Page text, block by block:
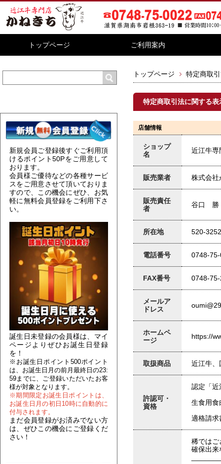
トップページ ご利用案内
トップページ 特定商取
特定商取引法に関する表
店舗情報
ショップ
名
近江牛専
販売業者 株式会
販売責任
者
谷口 勝
所在地 520-
電話番号 0748-
FAX番号 0748-
メールア
ドレス
ホームペ
ージ
https://
取扱商品 近江牛、
許認可・
資格
認定「近
生食用食
適格請
稀ではご
確保出来
新規会員ご登録後すぐご利用頂
けるポイント50Pをご用意して
おります。
会員様ご優待などの各種サービ
スをご用意させて頂いておりま
すので、この機会にぜひ、お気
軽に無料会員登録をご利用下さ
い。
誕生日未登録の会員様は、マイ
ページよりぜひお誕生日登録
を！
※お誕生日ポイント500ポイント
は、お誕生日月の前月最終日の23:
59までに、ご登録いただいたお客
様が対象となります。
※期間限定お誕生日ポイントは、
お誕生日月の初日10時に自動的に
付与されます。
まだ会員登録がお済みでない方
は、ぜひこの機会にご登録くだ
さい！